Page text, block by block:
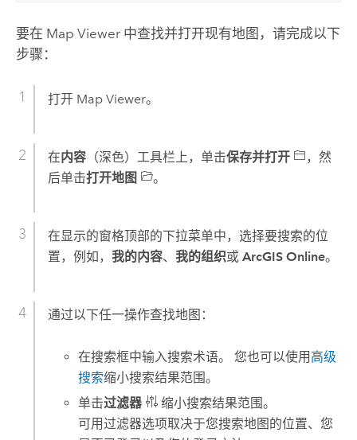
要在 Map Viewer中查找并打开现有地图，请完成以下
步骤：
打开 Map Viewer。
在内容（深色）工具栏上，单击保存并打开
，然
后单击打开地图 。
在显示的窗格顶部的下拉菜单中，选择要搜索的位
置，例如， 我的内容、 我的组织或 ArcGIS Online。
通过以下任一操作查找地图：
在搜索框中输入搜索术语。 您也可以使用 高级
搜索缩小搜索结果范围。
单击过滤器
缩小搜索结果范围。
可用过滤器选项取决于您搜索地图的位置、您